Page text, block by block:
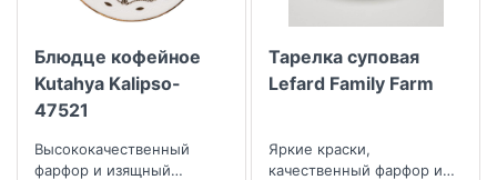
Блюдце кофейное
Kutahya Kalipso-
47521
Высококачественный
фарфор и изящный
Тарелка суповая
Lefard Family Farm
Яркие краски,
качественный фарфор и